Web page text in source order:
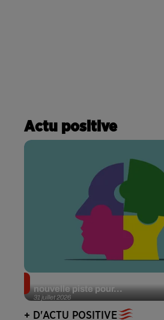
Actu positive
31 juillet 2026
nouvelle piste pour...
+ D'ACTU POSITIVE